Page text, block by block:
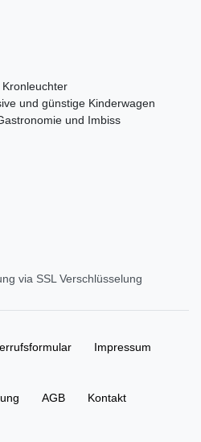
und günstige Kinderwagen
und Imbiss
via SSL Verschlüsselung
Impressum
AGB Kontakt